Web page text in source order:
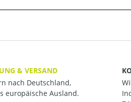
& VERSAND
nach Deutschland,
europäische Ausland.